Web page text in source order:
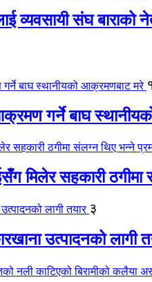
व्यवसायी संघ बाराको
१
आक्रमण गर्ने बाघ
मिलेर सहकारी
३
उत्पादनको लागी